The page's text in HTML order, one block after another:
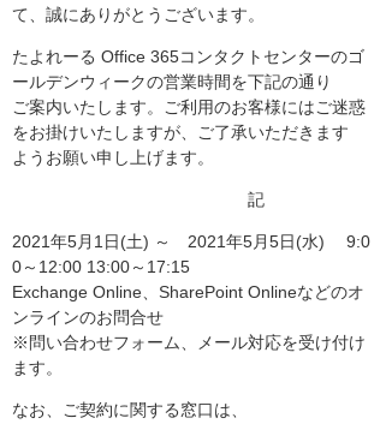
て、誠にありがとうございます。
たよれーる Office 365コンタクトセンターのゴ
ールデンウィークの営業時間を下記の通り
ご案内いたします。ご利用のお客様にはご迷惑
をお掛けいたしますが、ご了承いただきます
ようお願い申し上げます。
記
2021年5月1日(土) ～ 2021年5月5日(水) 9:0
0～12:00 13:00～17:15
Exchange Online、SharePoint Onlineなどのオ
ンラインのお問合せ
※問い合わせフォーム、メール対応を受け付け
ます。
なお、ご契約に関する窓口は、